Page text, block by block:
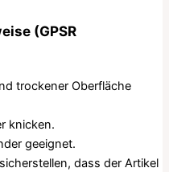
(GPSR
trockener Oberfläche
knicken.
geeignet.
dass der Artikel